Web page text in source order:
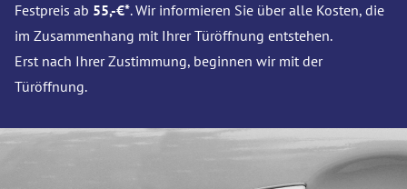
Festpreis ab 55,-€*. Wir informieren Sie über alle Kosten, die
im Zusammenhang mit Ihrer Türöffnung entstehen.
Erst nach Ihrer Zustimmung, beginnen wir mit der
Türöffnung.